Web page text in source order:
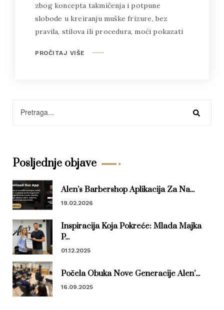
zbog koncepta takmičenja i potpune
slobode u kreiranju muške frizure, bez
pravila, stilova ili procedura, moći pokazati
PROČITAJ VIŠE
Posljednje objave
Alen’s Barbershop Aplikacija Za Na...
19.02.2026
Inspiracija Koja Pokreće: Mlada Majka
P...
01.12.2025
Počela Obuka Nove Generacije Alen’...
16.09.2025